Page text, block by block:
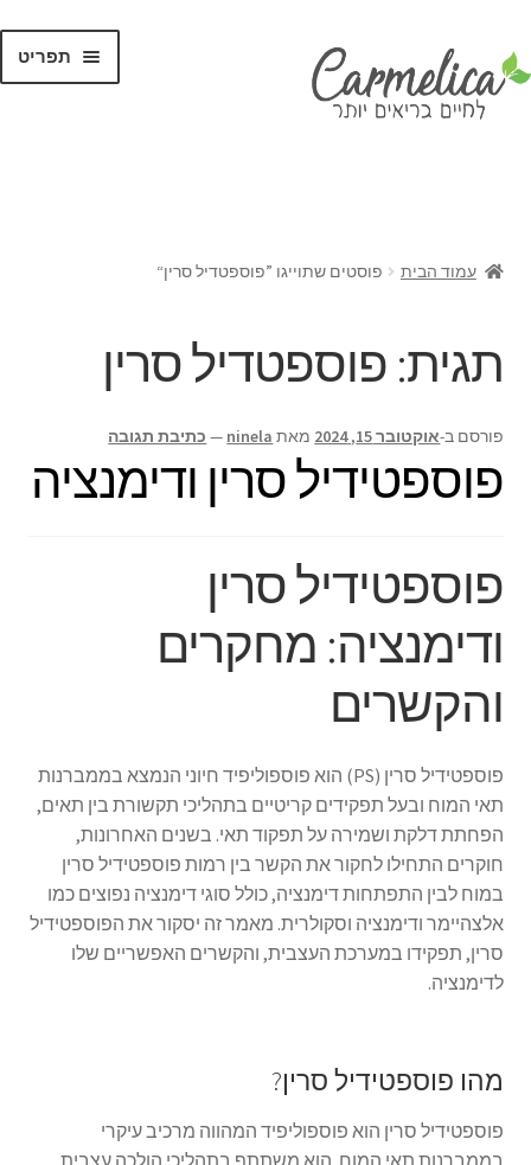
תפריט
עמוד הבית פוסטים שתוייגו ”פוספטדיל סרין“
תגית: פוספטדיל סרין
פורסם ב-אוקטובר 15, 2024 מאת ninela
— כתיבת תגובה
פוספטידיל סרין ודימנציה
פוספטידיל סרין
ודימנציה: מחקרים
והקשרים
פוספטידיל סרין (PS) הוא פוספוליפיד חיוני הנמצא בממברנות
תאי המוח ובעל תפקידים קריטיים בתהליכי תקשורת בין תאים,
הפחתת דלקת ושמירה על תפקוד תאי. בשנים האחרונות,
חוקרים התחילו לחקור את הקשר בין רמות פוספטידיל סרין
במוח לבין התפתחות דימנציה, כולל סוגי דימנציה נפוצים כמו
אלצהיימר ודימנציה וסקולרית. מאמר זה יסקור את הפוספטידיל
סרין, תפקידו במערכת העצבית, והקשרים האפשריים שלו
לדימנציה.
מהו פוספטידיל סרין?
פוספטידיל סרין הוא פוספוליפיד המהווה מרכיב עיקרי
בממברנות תאי המוח. הוא משתתף בתהליכי הולכה עצבית,